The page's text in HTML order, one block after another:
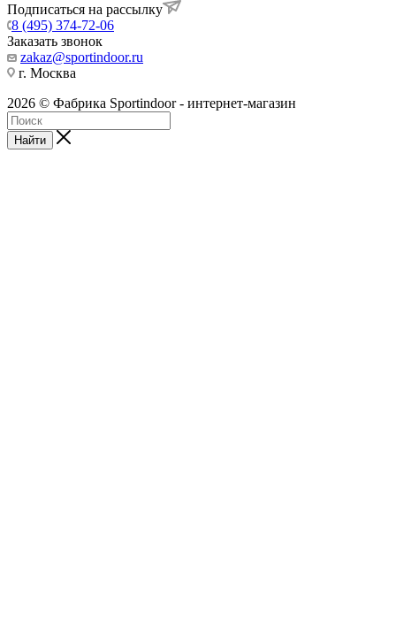
Подписаться на рассылку
8 (495) 374-72-06
Заказать звонок
zakaz@sportindoor.ru
г. Москва
2026 © Фабрика Sportindoor - интернет-магазин
Найти